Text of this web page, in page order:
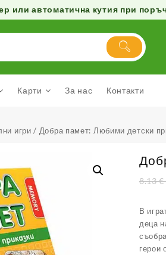
или автоматична кутия при
Карти За нас Контакти
игри / Добра памет: Любими детски
8.13€
В
деца
герои